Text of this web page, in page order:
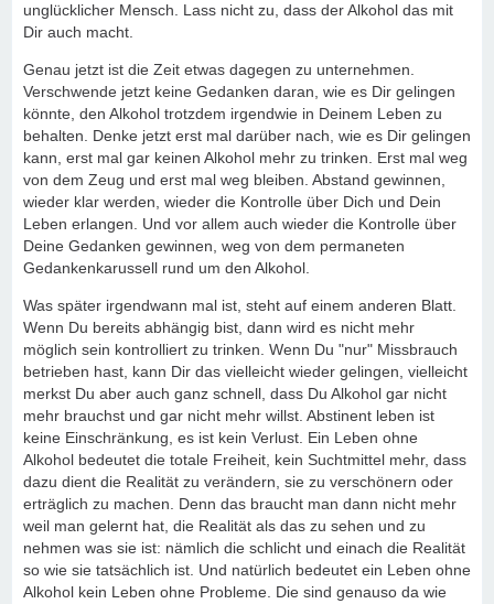
unglücklicher Mensch. Lass nicht zu, dass der Alkohol das mit
Dir auch macht.
Genau jetzt ist die Zeit etwas dagegen zu unternehmen.
Verschwende jetzt keine Gedanken daran, wie es Dir gelingen
könnte, den Alkohol trotzdem irgendwie in Deinem Leben zu
behalten. Denke jetzt erst mal darüber nach, wie es Dir gelingen
kann, erst mal gar keinen Alkohol mehr zu trinken. Erst mal weg
von dem Zeug und erst mal weg bleiben. Abstand gewinnen,
wieder klar werden, wieder die Kontrolle über Dich und Dein
Leben erlangen. Und vor allem auch wieder die Kontrolle über
Deine Gedanken gewinnen, weg von dem permaneten
Gedankenkarussell rund um den Alkohol.
Was später irgendwann mal ist, steht auf einem anderen Blatt.
Wenn Du bereits abhängig bist, dann wird es nicht mehr
möglich sein kontrolliert zu trinken. Wenn Du "nur" Missbrauch
betrieben hast, kann Dir das vielleicht wieder gelingen, vielleicht
merkst Du aber auch ganz schnell, dass Du Alkohol gar nicht
mehr brauchst und gar nicht mehr willst. Abstinent leben ist
keine Einschränkung, es ist kein Verlust. Ein Leben ohne
Alkohol bedeutet die totale Freiheit, kein Suchtmittel mehr, dass
dazu dient die Realität zu verändern, sie zu verschönern oder
erträglich zu machen. Denn das braucht man dann nicht mehr
weil man gelernt hat, die Realität als das zu sehen und zu
nehmen was sie ist: nämlich die schlicht und einach die Realität
so wie sie tatsächlich ist. Und natürlich bedeutet ein Leben ohne
Alkohol kein Leben ohne Probleme. Die sind genauso da wie